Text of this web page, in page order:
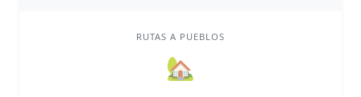
RUTAS A PUEBLOS
🏡